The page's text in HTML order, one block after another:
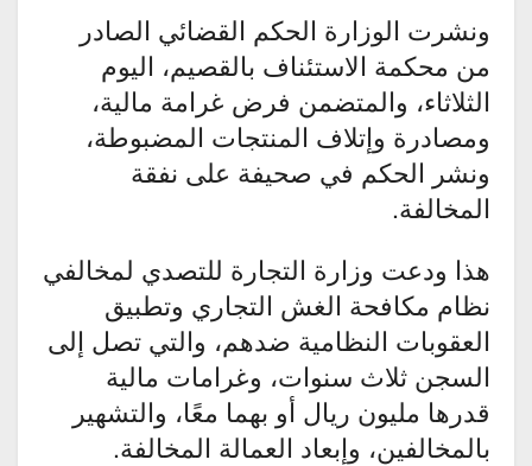
ونشرت الوزارة الحكم القضائي الصادر
من محكمة الاستئناف بالقصيم، اليوم
الثلاثاء، والمتضمن فرض غرامة مالية،
ومصادرة وإتلاف المنتجات المضبوطة،
ونشر الحكم في صحيفة على نفقة
المخالفة.
هذا ودعت وزارة التجارة للتصدي لمخالفي
نظام مكافحة الغش التجاري وتطبيق
العقوبات النظامية ضدهم، والتي تصل إلى
السجن ثلاث سنوات، وغرامات مالية
قدرها مليون ريال أو بهما معًا، والتشهير
بالمخالفين، وإبعاد العمالة المخالفة.